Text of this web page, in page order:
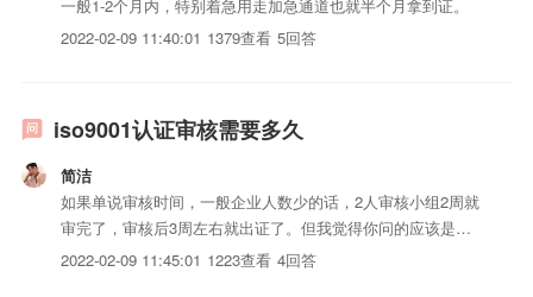
一般1-2个月内，特别着急用走加急通道也就半个月拿到证。
2022-02-09 11:40:01 1379查看 5回答
iso9001认证审核需要多久
简洁
如果单说审核时间，一般企业人数少的话，2人审核小组2周就
审完了，审核后3周左右就出证了。但我觉得你问的应该是整
个办理周期吧，整个办理周期一般得1个月左右，如走加急的
2022-02-09 11:45:01 1223查看 4回答